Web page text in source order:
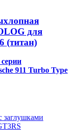
для
(титан)
911 Turbo Type